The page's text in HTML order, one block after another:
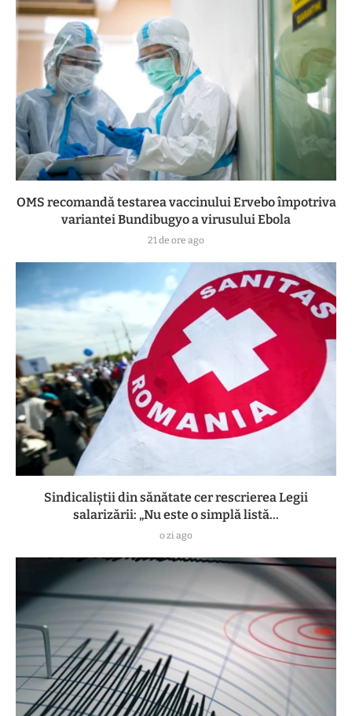
OMS recomandă testarea vaccinului Ervebo împotriva
variantei Bundibugyo a virusului Ebola
21 de ore ago
Sindicaliștii din sănătate cer rescrierea Legii
salarizării: „Nu este o simplă listă...
o zi ago